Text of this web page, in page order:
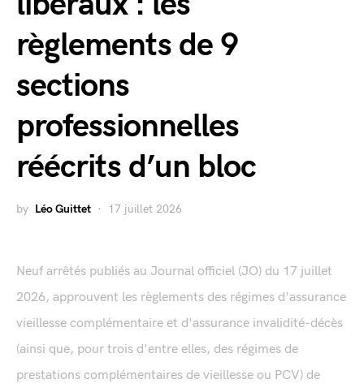
règlements de 9
sections
professionnelles
réécrits d’un bloc
by Léo Guittet 17 juillet 2026
Neuf arrêtés publiés au Journal officiel (JO) du 17 juillet
2026, approuvent les règlements des régimes d'assurance
vieillesse complémentaire et d'assurance invalidité-décès
(ainsi que, pour trois d'entre elles, des régimes de
prestations complémentaires de vieillesse ou PCV) de